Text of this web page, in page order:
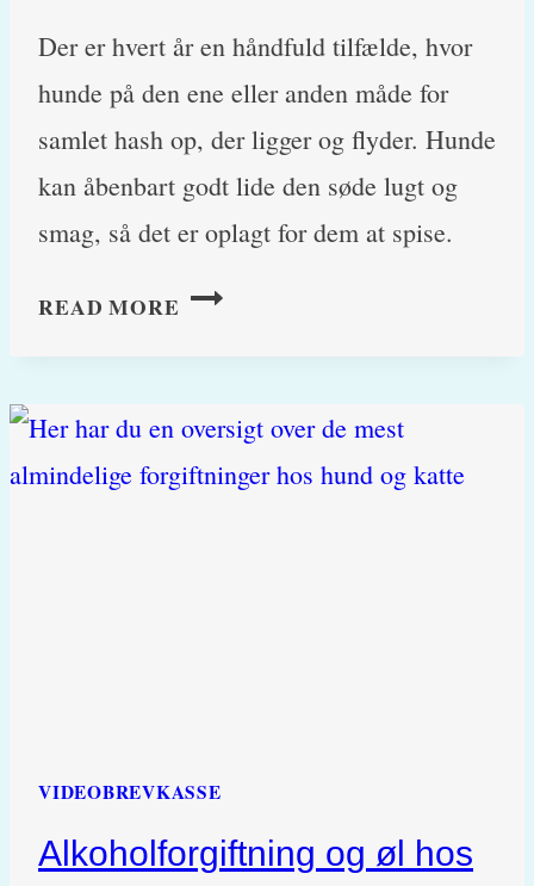
Der er hvert år en håndfuld tilfælde, hvor
hunde på den ene eller anden måde for
samlet hash op, der ligger og flyder. Hunde
kan åbenbart godt lide den søde lugt og
smag, så det er oplagt for dem at spise.
READ MORE HASHFORGIFTNING
VIDEOBREVKASSE
Alkoholforgiftning og øl hos